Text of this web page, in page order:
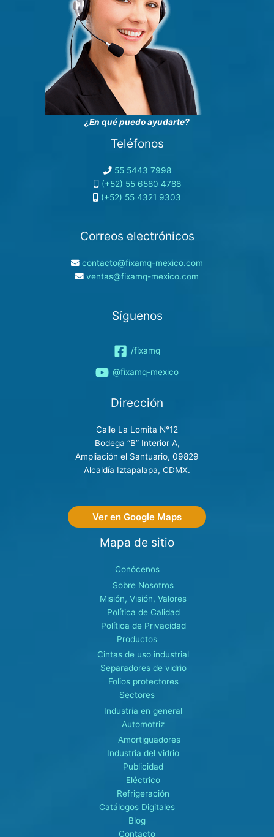
¿En qué puedo ayudarte?
Teléfonos
55 5443 7998
(+52) 55 6580 4788
(+52) 55 4321 9303
Correos electrónicos
contacto@fixamq-mexico.com
ventas@fixamq-mexico.com
Síguenos
/fixamq
@fixamq-mexico
Dirección
Calle La Lomita N°12
Bodega “B” Interior A,
Ampliación el Santuario, 09829
Alcaldía Iztapalapa, CDMX.
Ver en Google Maps
Mapa de sitio
Conócenos
Sobre Nosotros
Misión, Visión, Valores
Política de Calidad
Política de Privacidad
Productos
Cintas de uso industrial
Separadores de vidrio
Folios protectores
Sectores
Industria en general
Automotriz
Amortiguadores
Industria del vidrio
Publicidad
Eléctrico
Refrigeración
Catálogos Digitales
Blog
Contacto